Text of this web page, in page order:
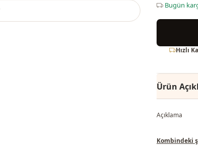
Bugün
Hızlı
Ürün
Açıklama
Kombindeki